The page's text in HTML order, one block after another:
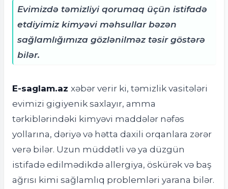
Evimizdə təmizliyi qorumaq üçün istifadə
etdiyimiz kimyəvi məhsullar bəzən
sağlamlığımıza gözlənilməz təsir göstərə
bilər.
E-saglam.az xəbər verir ki, təmizlik vasitələri
evimizi gigiyenik saxlayır, amma
tərkiblərindəki kimyəvi maddələr nəfəs
yollarına, dəriyə və hətta daxili orqanlara zərər
verə bilər. Uzun müddətli və ya düzgün
istifadə edilmədikdə allergiya, öskürək və baş
ağrısı kimi sağlamlıq problemləri yarana bilər.